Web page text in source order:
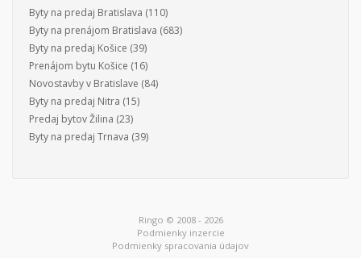
Byty na predaj Bratislava (110)
Byty na prenájom Bratislava (683)
Byty na predaj Košice (39)
Prenájom bytu Košice (16)
Novostavby v Bratislave (84)
Byty na predaj Nitra (15)
Predaj bytov Žilina (23)
Byty na predaj Trnava (39)
Ringo © 2008 - 2026
Podmienky inzercie
Podmienky spracovania údajov